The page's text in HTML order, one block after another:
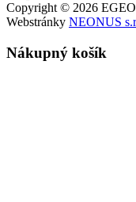
Copyright © 2026
Webstránky NEONUS
Nákupný košík